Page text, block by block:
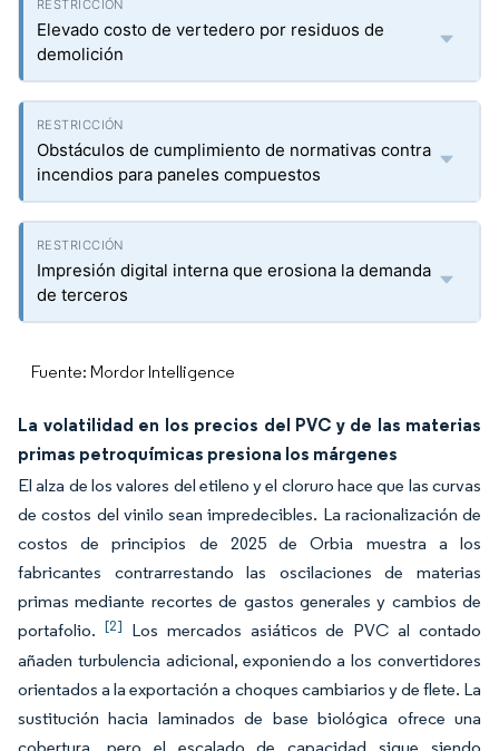
Elevado costo de vertedero por residuos de
demolición
Obstáculos de cumplimiento de normativas contra
incendios para paneles compuestos
Impresión digital interna que erosiona la demanda
de terceros
Fuente: Mordor Intelligence
La volatilidad en los precios del PVC y de las materias
primas petroquímicas presiona los márgenes
El alza de los valores del etileno y el cloruro hace que las curvas
de costos del vinilo sean impredecibles. La racionalización de
costos de principios de 2025 de Orbia muestra a los
fabricantes contrarrestando las oscilaciones de materias
primas mediante recortes de gastos generales y cambios de
portafolio. [2] Los mercados asiáticos de PVC al contado
añaden turbulencia adicional, exponiendo a los convertidores
orientados a la exportación a choques cambiarios y de flete. La
sustitución hacia laminados de base biológica ofrece una